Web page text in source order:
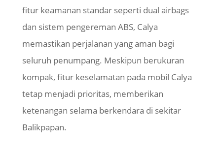
fitur keamanan standar seperti dual airbags
dan sistem pengereman ABS, Calya
memastikan perjalanan yang aman bagi
seluruh penumpang. Meskipun berukuran
kompak, fitur keselamatan pada mobil Calya
tetap menjadi prioritas, memberikan
ketenangan selama berkendara di sekitar
Balikpapan.